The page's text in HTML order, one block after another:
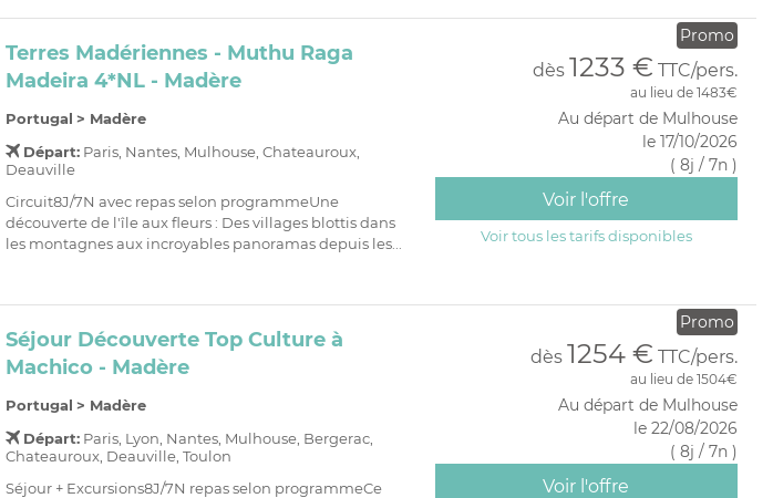
Terres Madériennes - Muthu Raga
Madeira 4*NL - Madère
Portugal > Madère
Départ:Paris, Nantes, Mulhouse, Chateauroux,
Deauville
Circuit8J/7N avec repas selon programmeUne
découverte de l'île aux fleurs : Des villages blottis dans
les montagnes aux incroyables panoramas depuis les...
Promo
dès 1233 € TTC/pers.
au lieu de 1483€
Au départ de Mulhouse
le 17/10/2026
( 8j / 7n )
Voir l'offre
Voir tous les tarifs disponibles
Séjour Découverte Top Culture à
Machico - Madère
Portugal > Madère
Départ:Paris, Lyon, Nantes, Mulhouse, Bergerac,
Chateauroux, Deauville, Toulon
Séjour + Excursions8J/7N repas selon programmeCe
Promo
dès 1254 € TTC/pers.
au lieu de 1504€
Au départ de Mulhouse
le 22/08/2026
( 8j / 7n )
Voir l'offre